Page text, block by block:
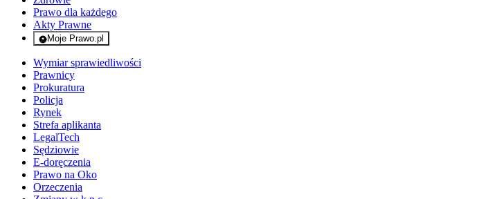
Prawo dla każdego
Akty Prawne
Moje Prawo.pl
- rejestracja i logowanie do serwisu
Wymiar sprawiedliwości
Prawnicy
Prokuratura
Policja
Rynek
Strefa aplikanta
LegalTech
Sędziowie
E-doręczenia
Prawo na Oko
Orzeczenia